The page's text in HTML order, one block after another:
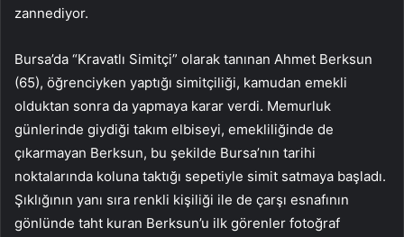
zannediyor.
Bursa’da “Kravatlı Simitçi” olarak tanınan Ahmet Berksun
(65), öğrenciyken yaptığı simitçiliği, kamudan emekli
olduktan sonra da yapmaya karar verdi. Memurluk
günlerinde giydiği takım elbiseyi, emekliliğinde de
çıkarmayan Berksun, bu şekilde Bursa’nın tarihi
noktalarında koluna taktığı sepetiyle simit satmaya başladı.
Şıklığının yanı sıra renkli kişiliği ile de çarşı esnafının
gönlünde taht kuran Berksun’u ilk görenler fotoğraf